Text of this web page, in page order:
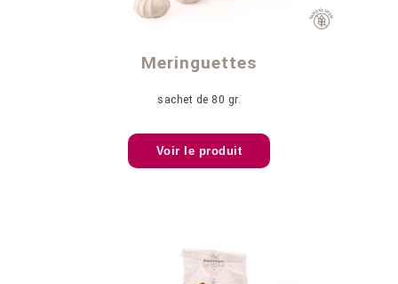
Meringuettes
sachet de 80 gr.
Voir le produit